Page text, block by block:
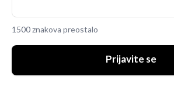
1500 znakova preostalo
Prijavite se